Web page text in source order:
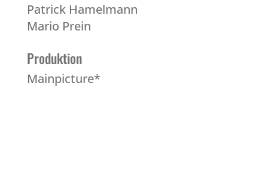
Patrick Hamelmann
Mario Prein
Produktion
Mainpicture*